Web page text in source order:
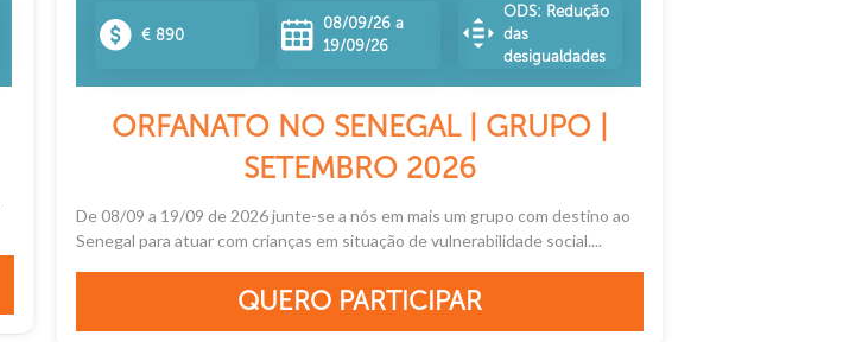
€ 890
08/09/26 a
19/09/26
ODS: Redução
das
desigualdades
ORFANATO NO SENEGAL | GRUPO |
SETEMBRO 2026
De 08/09 a 19/09 de 2026 junte-se a nós em mais um grupo com destino ao
Senegal para atuar com crianças em situação de vulnerabilidade social....
QUERO PARTICIPAR